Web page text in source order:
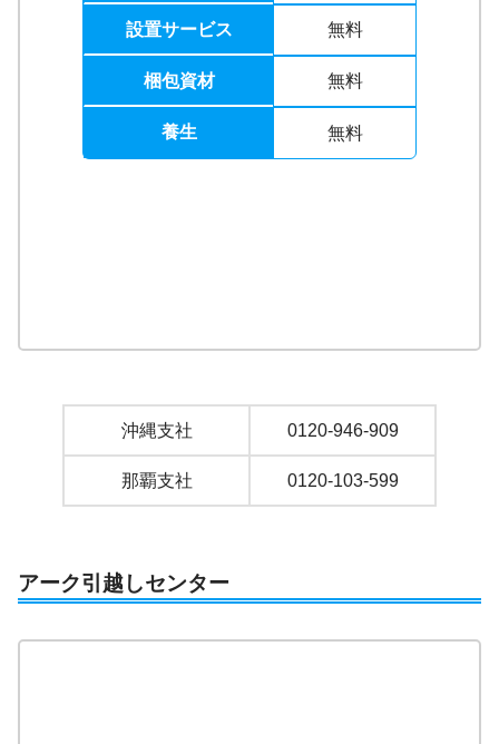
設置サービス 無料
梱包資材 無料
養生 無料
沖縄支社 0120-946-909
那覇支社 0120-103-599
アーク引越しセンター